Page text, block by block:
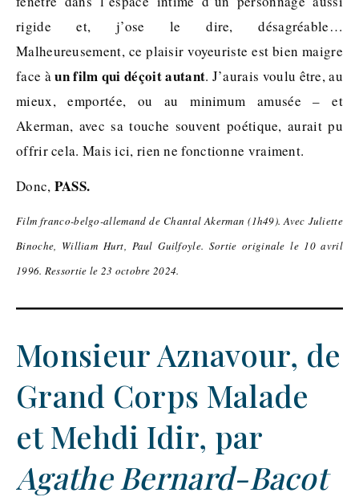
rigide et, j’ose le dire, désagréable…
Malheureusement, ce plaisir voyeuriste est bien maigre
face àun film qui déçoit autant. J’aurais voulu être, au
mieux, emportée, ou au minimum amusée – et
Akerman, avec sa touche souvent poétique, aurait pu
offrir cela. Mais ici, rien ne fonctionne vraiment.
Donc, PASS.
Film franco-belgo-allemand de Chantal Akerman (1h49). Avec Juliette
Binoche, William Hurt, Paul Guilfoyle. Sortie originale le 10 avril
1996. Ressortie le 23 octobre 2024.
Monsieur Aznavour, de
Grand Corps Malade
et Mehdi Idir, par
Agathe Bernard-Bacot